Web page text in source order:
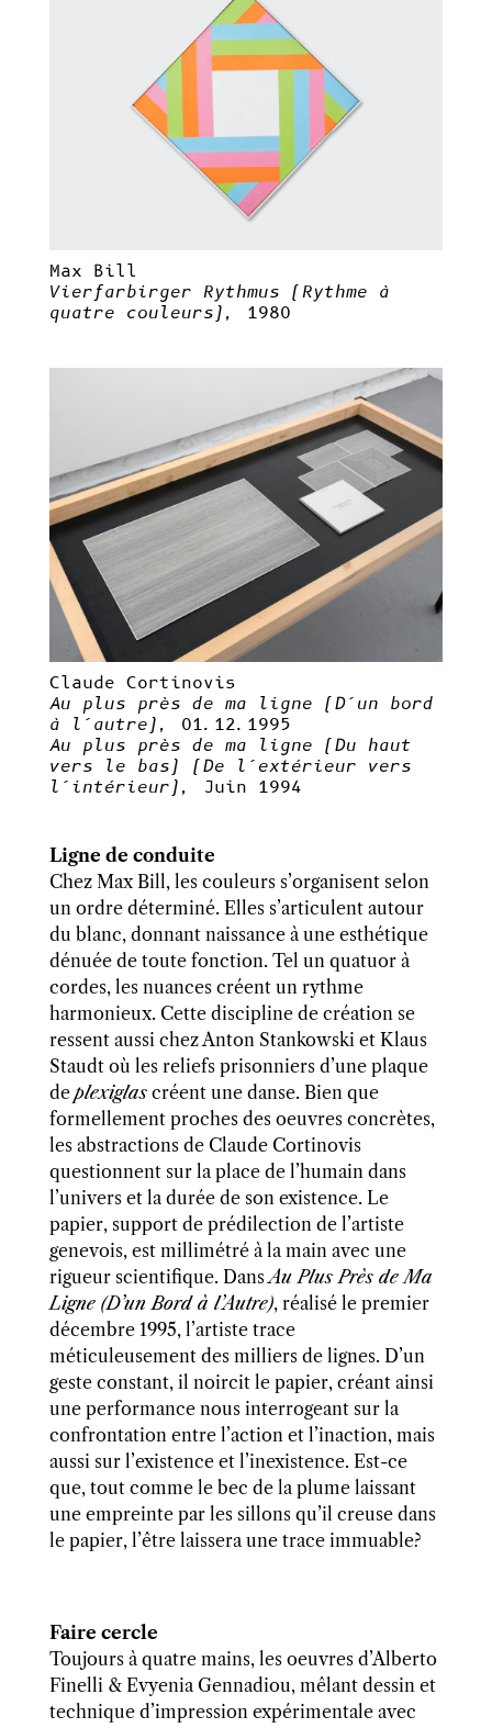
Max Bill
Vierfarbirger Rythmus (Rythme à
quatre couleurs), 1980
Claude Cortinovis
Au plus près de ma ligne (D’un bord
à l’autre),
01.12.1995
Au plus près de ma ligne (Du haut
vers le bas) (De l’extérieur vers
l’intérieur),
Juin 1994
Ligne de conduite
Chez Max Bill, les couleurs s’organisent selon
un ordre déterminé. Elles s’articulent autour
du blanc, donnant naissance à une esthétique
dénuée de toute fonction. Tel un quatuor à
cordes, les nuances créent un rythme
harmonieux. Cette discipline de création se
ressent aussi chez Anton Stankowski et Klaus
Staudt où les reliefs prisonniers d’une plaque
deplexiglascréent une danse. Bien que
formellement proches des oeuvres concrètes,
les abstractions de Claude Cortinovis
questionnent sur la place de l’humain dans
l’univers et la durée de son existence. Le
papier, support de prédilection de l’artiste
genevois, est millimétré à la main avec une
rigueur scientifique. DansAu Plus Près de Ma
Ligne (D’un Bord à l’Autre), réalisé le premier
décembre 1995, l’artiste trace
méticuleusement des milliers de lignes. D’un
geste constant, il noircit le papier, créant ainsi
une performance nous interrogeant sur la
confrontation entre l’action et l’inaction, mais
aussi sur l’existence et l’inexistence. Est-ce
que, tout comme le bec de la plume laissant
une empreinte par les sillons qu’il creuse dans
le papier, l’être laissera une trace immuable?
Faire cercle
Toujours à quatre mains, lesoeuvres d’Alberto
Finelli & Evyenia Gennadiou, mêlant dessin et
technique d’impression expérimentale avec